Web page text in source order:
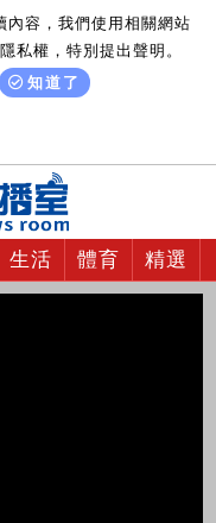
內容，我們使用相關網站
私權，特別提出聲明。
知道了
生活 體育 精選